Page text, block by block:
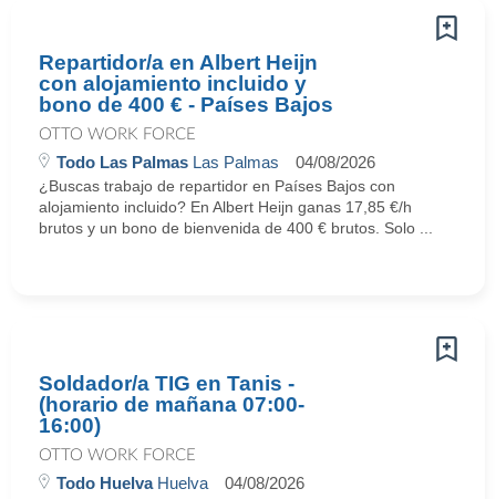
Repartidor/a en Albert Heijn
con alojamiento incluido y
bono de 400 € - Países Bajos
OTTO WORK FORCE
Todo Las Palmas Las Palmas 04/08/2026
¿Buscas trabajo de repartidor en Países Bajos con
alojamiento incluido? En Albert Heijn ganas 17,85 €/h
brutos y un bono de bienvenida de 400 € brutos. Solo ...
Soldador/a TIG en Tanis -
(horario de mañana 07:00-
16:00)
OTTO WORK FORCE
Todo HuelvaHuelva 04/08/2026